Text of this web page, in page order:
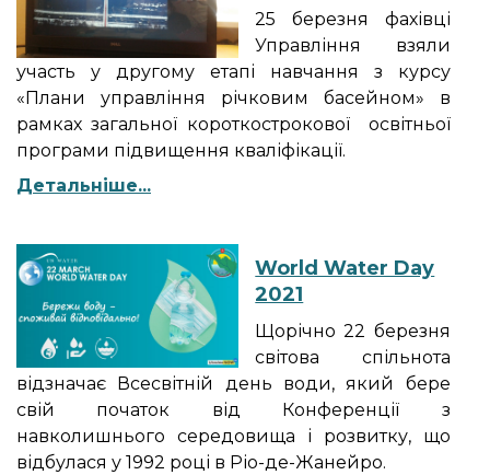
25 березня фахівці
Управління взяли
участь у другому етапі навчання з курсу
«Плани управління річковим басейном» в
рамках загальної короткострокової освітньої
програми підвищення кваліфікації.
Детальніше...
World Water Day
2021
Щорічно 22 березня
світова спільнота
відзначає Всесвітній день води, який бере
свій початок від Конференції з
навколишнього середовища і розвитку, що
відбулася у 1992 році в Ріо-де-Жанейро.